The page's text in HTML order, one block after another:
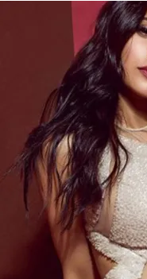
जनहित
में
जारी:
कंडोम
बेचने
पर
ट्रोल
हुईं
नुसरत
भरूचा,
दिया
ये
जवाब